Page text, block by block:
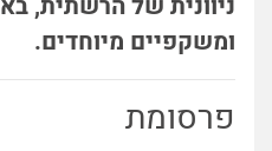
ומשקפיים מיוחדים.
פרסומת